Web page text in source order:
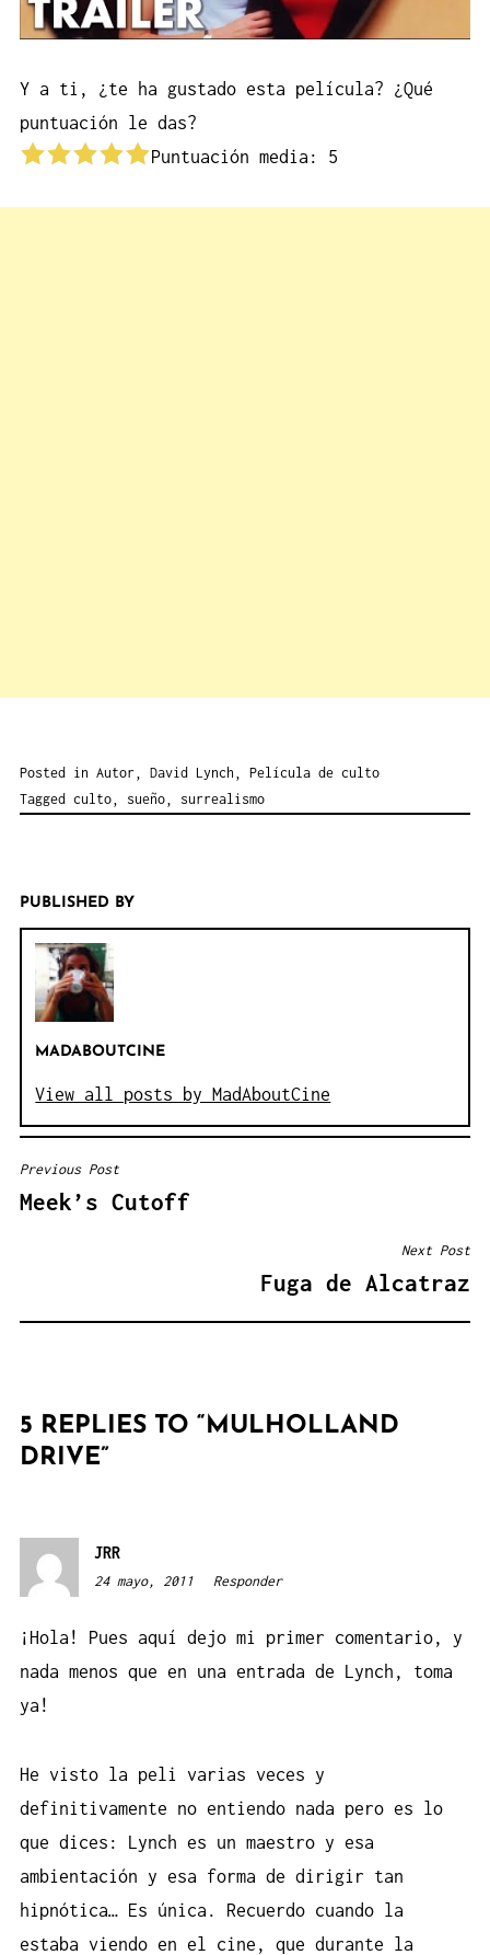
Y a ti, ¿te ha gustado esta película? ¿Qué
puntuación le das?
Puntuación media: 5
Posted in Autor David Lynch
Película de culto
Tagged culto sueño surrealismo
PUBLISHED BY
MADABOUTCINE
View all posts by MadAboutCine
NAVEGACIÓN
DE
Previous Post
Meek’s Cutoff
Next Post
Fuga de Alcatraz
5 REPLIES TO “MULHOLLAND
DRIVE”
JRR
24 mayo, 2011 8:34
Responder
¡Hola! Pues aquí dejo mi primer comentario, y
nada menos que en una entrada de Lynch, toma
ya!
He visto la peli varias veces y
definitivamente no entiendo nada pero es lo
que dices: Lynch es un maestro y esa
ambientación y esa forma de dirigir tan
hipnótica… Es única. Recuerdo cuando la
estaba viendo en el cine, que durante la